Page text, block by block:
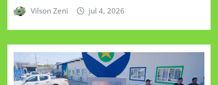
Vilson Zeni jul 4, 2026